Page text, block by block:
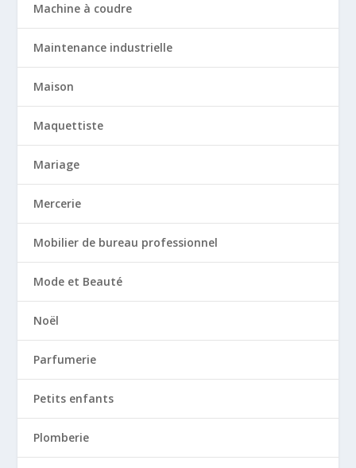
Machine à coudre
Maintenance industrielle
Maison
Maquettiste
Mariage
Mercerie
Mobilier de bureau professionnel
Mode et Beauté
Noël
Parfumerie
Petits enfants
Plomberie